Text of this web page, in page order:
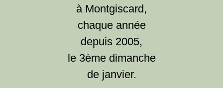
à Montgiscard,
chaque année
depuis 2005,
le 3ème dimanche
de janvier.